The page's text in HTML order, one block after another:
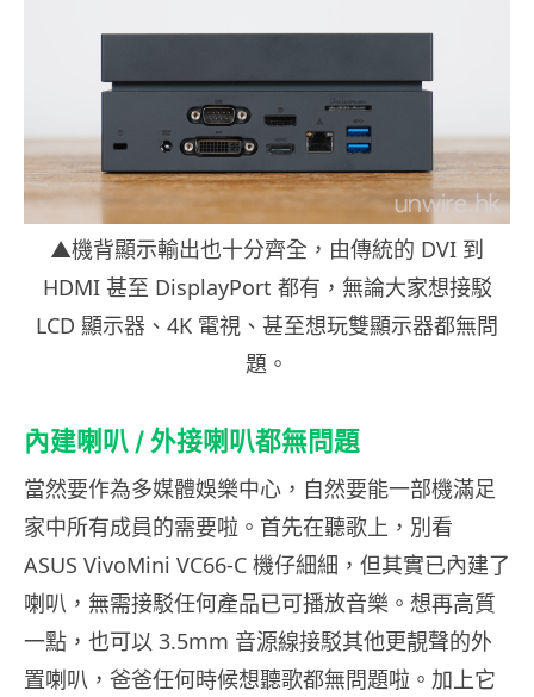
▲機背顯示輸出也十分齊全，由傳統的 DVI 到
HDMI 甚至 DisplayPort 都有，無論大家想接駁
LCD 顯示器、4K 電視、甚至想玩雙顯示器都無問
題。
內建喇叭 / 外接喇叭都無問題
當然要作為多媒體娛樂中心，自然要能一部機滿足
家中所有成員的需要啦。首先在聽歌上，別看
ASUS VivoMini VC66-C 機仔細細，但其實已內建了
喇叭，無需接駁任何產品已可播放音樂。想再高質
一點，也可以 3.5mm 音源線接駁其他更靚聲的外
置喇叭，爸爸任何時候想聽歌都無問題啦。加上它